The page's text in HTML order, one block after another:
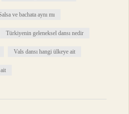
ve bachata aynı mı
Türkiyenin geleneksel dansı nedir
Vals dansı hangi ülkeye ait